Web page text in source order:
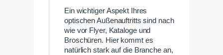
Ein wichtiger Aspekt Ihres
optischen Außenauftritts sind nach
wie vor Flyer, Kataloge und
Broschüren. Hier kommt es
natürlich stark auf die Branche an,